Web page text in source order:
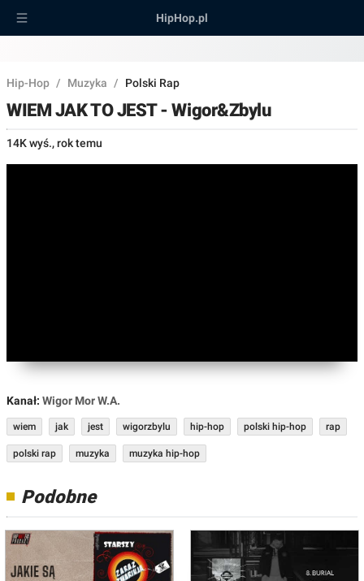
HipHop.pl
Hip-Hop / Muzyka / Polski Rap
WIEM JAK TO JEST - Wigor&Zbylu
14K wyś.,rok temu
Kanał: Wigor Mor W.A.
wiem jak jest wigorzbylu hip-hop polski hip-hop rap
polski rap muzyka muzyka hip-hop
Podobne